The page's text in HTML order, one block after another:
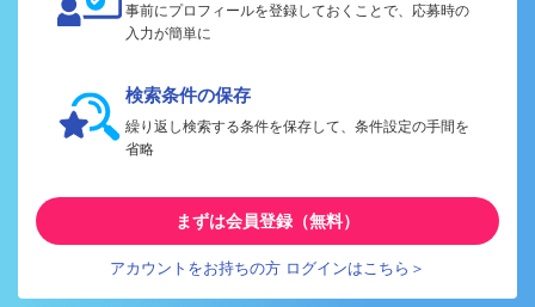
事前にプロフィールを登録しておくことで、応募時の
入力が簡単に
検索条件の保存
繰り返し検索する条件を保存して、条件設定の手間を
省略
まずは会員登録（無料）
アカウントをお持ちの方 ログインはこちら＞